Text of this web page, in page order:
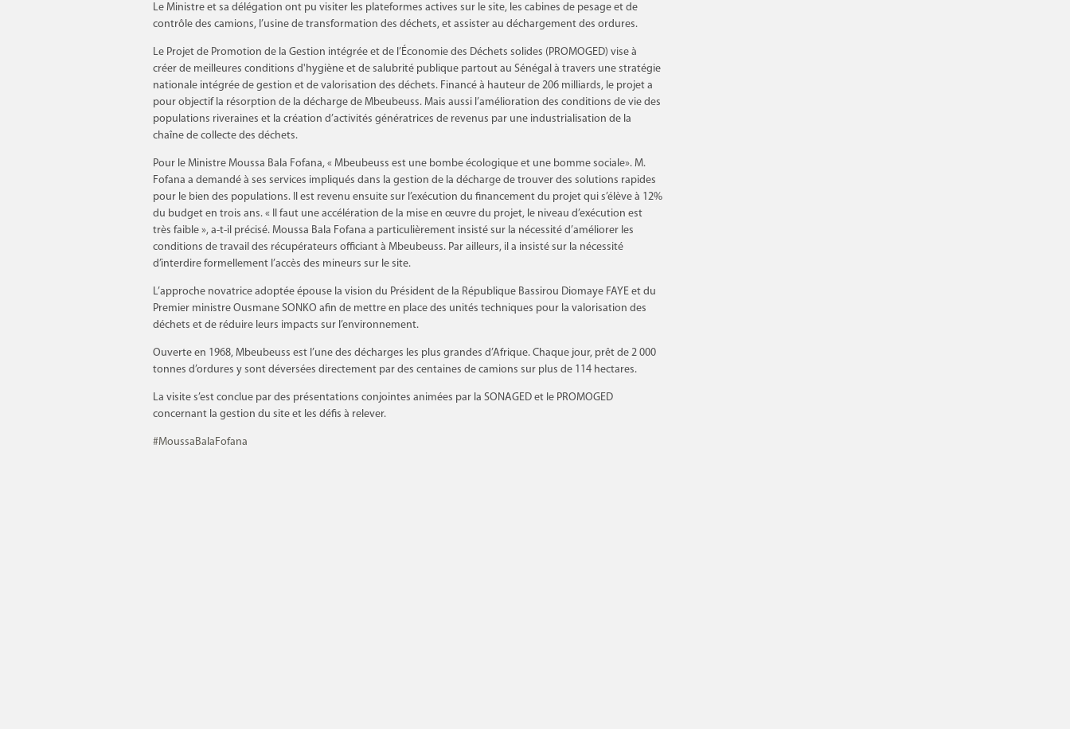
Le Ministre et sa délégation ont pu visiter les plateformes actives sur le site, les cabines de pesage et de
contrôle des camions, l’usine de transformation des déchets, et assister au déchargement des ordures.
Le Projet de Promotion de la Gestion intégrée et de l’Économie des Déchets solides (PROMOGED) vise à
créer de meilleures conditions d'hygiène et de salubrité publique partout au Sénégal à travers une stratégie
nationale intégrée de gestion et de valorisation des déchets. Financé à hauteur de 206 milliards, le projet a
pour objectif la résorption de la décharge de Mbeubeuss. Mais aussi l’amélioration des conditions de vie des
populations riveraines et la création d’activités génératrices de revenus par une industrialisation de la
chaîne de collecte des déchets.
Pour le Ministre Moussa Bala Fofana, « Mbeubeuss est une bombe écologique et une bomme sociale». M.
Fofana a demandé à ses services impliqués dans la gestion de la décharge de trouver des solutions rapides
pour le bien des populations. Il est revenu ensuite sur l’exécution du financement du projet qui s’élève à 12%
du budget en trois ans. « Il faut une accélération de la mise en œuvre du projet, le niveau d’exécution est
très faible », a-t-il précisé. Moussa Bala Fofana a particulièrement insisté sur la nécessité d’améliorer les
conditions de travail des récupérateurs officiant à Mbeubeuss. Par ailleurs, il a insisté sur la nécessité
d’interdire formellement l’accès des mineurs sur le site.
L’approche novatrice adoptée épouse la vision du Président de la République Bassirou Diomaye FAYE et du
Premier ministre Ousmane SONKO afin de mettre en place des unités techniques pour la valorisation des
déchets et de réduire leurs impacts sur l’environnement.
Ouverte en 1968, Mbeubeuss est l’une des décharges les plus grandes d’Afrique. Chaque jour, prêt de 2 000
tonnes d’ordures y sont déversées directement par des centaines de camions sur plus de 114 hectares.
La visite s’est conclue par des présentations conjointes animées par la SONAGED et le PROMOGED
concernant la gestion du site et les défis à relever.
#MoussaBalaFofana